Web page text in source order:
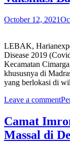
October 12, 2021
LEBAK,
Disease 2019
Kecamatan
khususnya di
yang berlokasi di
Leave a comment
Camat
Massal di